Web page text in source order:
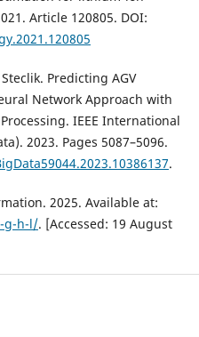
Article 120805. DOI:
Predicting AGV
Network Approach with
IEEE International
2023. Pages 5087–5096.
.
2025. Available at:
g-h-l/. [Accessed: 19 August